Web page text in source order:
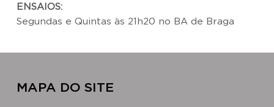
ENSAIOS:
Segundas e Quintas às 21h20 no BA de Braga
MAPA DO SITE